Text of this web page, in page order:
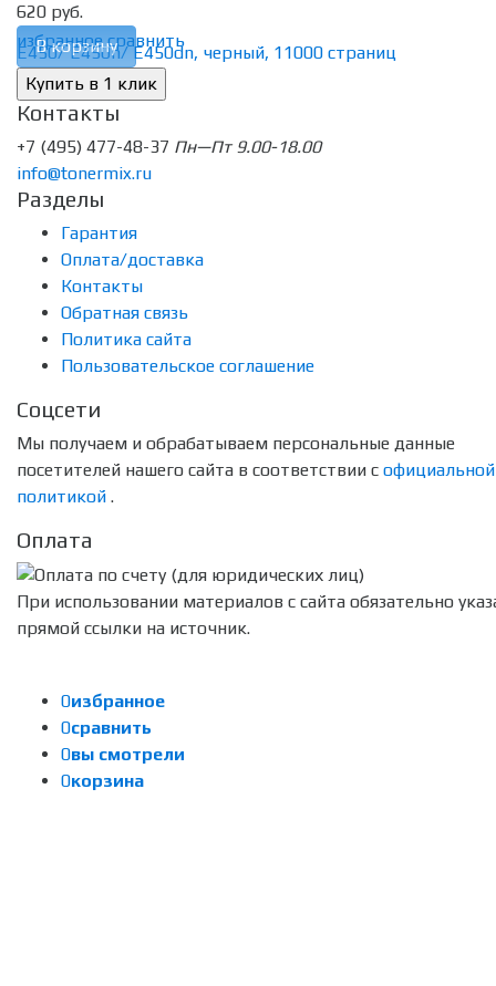
избранное сравнить
620 руб.
В корзину
Контакты
+7 (495) 477-48-37 Пн—Пт 9.00-18.00
info@tonermix.ru
Разделы
Гарантия
Оплата/доставка
Контакты
Обратная связь
Политика сайта
Пользовательское соглашение
Соцсети
Мы получаем и обрабатываем персональные данные
посетителей нашего сайта в соответствии с официальной
политикой .
Оплата
При использовании материалов с сайта обязательно
прямой ссылки на источник.
0избранное
0сравнить
0вы смотрели
0корзина